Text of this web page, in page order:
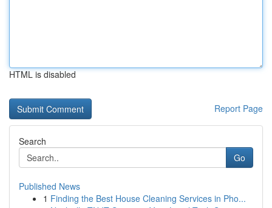
HTML is disabled
Report Page
Search
Go
Published News
1 Finding the Best House Cleaning Services in Pho...